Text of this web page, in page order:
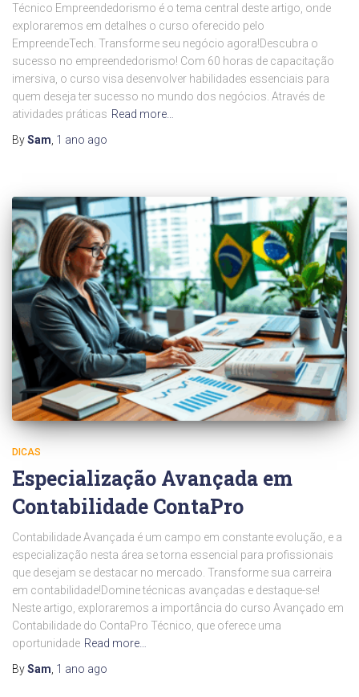
Técnico Empreendedorismo é o tema central deste artigo, onde
exploraremos em detalhes o curso oferecido pelo
EmpreendeTech. Transforme seu negócio agora!Descubra o
sucesso no empreendedorismo! Com 60 horas de capacitação
imersiva, o curso visa desenvolver habilidades essenciais para
quem deseja ter sucesso no mundo dos negócios. Através de
atividades práticas Read more…
BySam 1 ano ago
DICAS
Especialização Avançada em
Contabilidade ContaPro
Contabilidade Avançada é um campo em constante evolução, e a
especialização nesta área se torna essencial para profissionais
que desejam se destacar no mercado. Transforme sua carreira
em contabilidade!Domine técnicas avançadas e destaque-se!
Neste artigo, exploraremos a importância do curso Avançado em
Contabilidade do ContaPro Técnico, que oferece uma
oportunidade Read more…
BySam 1 ano ago